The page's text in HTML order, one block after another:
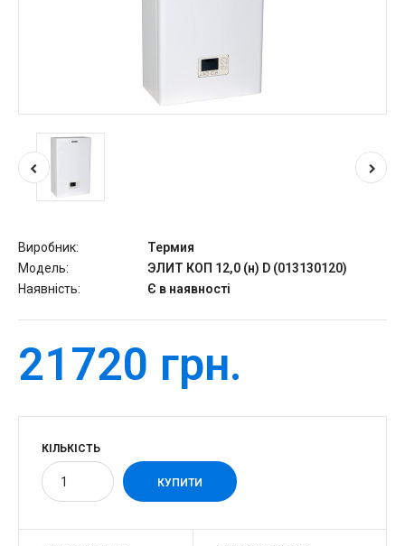
Виробник:
Термия
Модель:
ЭЛИТ КОП 12,0 (н) D (013130120)
Наявність:
Є в наявності
21720 грн.
КІЛЬКІСТЬ